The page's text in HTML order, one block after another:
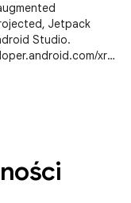
Jetpack
Studio.
xr